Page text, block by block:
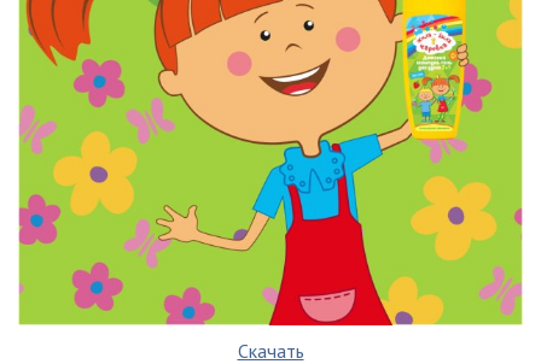
Скачать